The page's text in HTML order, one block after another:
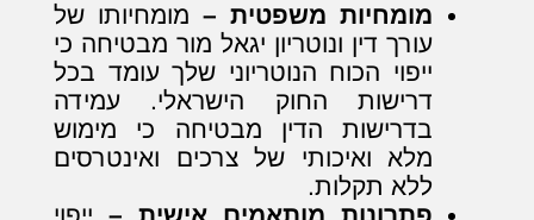
מומחיות משפטית – מומחיותו של
עורך דין ונוטריון יגאל מור מבטיחה כי
ייפוי הכוח הנוטריוני שלך עומד בכל
דרישות החוק הישראלי. עמידה
בדרישות הדין מבטיחה כי מימוש
מלא ואיכותי של צרכים ואינטרסים
ללא תקלות.